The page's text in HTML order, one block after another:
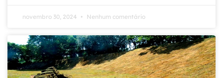
novembro 30, 2024 Nenhum comentário